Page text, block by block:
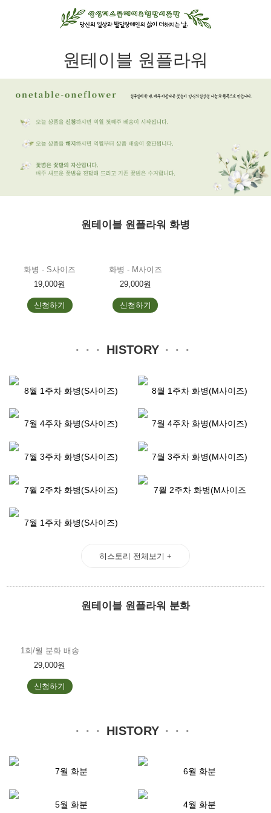
원테이블 원플라워
원테이블 원플라워 화병
화병 - S사이즈
19,000원
신청하기
화병 - M사이즈
29,000원
신청하기
HISTORY
8월 1주차 화병(S사이즈) 8월 1주차 화병(M사이즈)
7월 4주차 화병(S사이즈) 7월 4주차 화병(M사이즈)
7월 3주차 화병(S사이즈) 7월 3주차 화병(M사이즈)
7월 2주차 화병(S사이즈) 7월 2주차 화병(M사이즈
7월 1주차 화병(S사이즈)
히스토리 전체보기 +
원테이블 원플라워 분화
1회/월 분화 배송
29,000원
신청하기
HISTORY
7월 화분 6월 화분
5월 화분 4월 화분